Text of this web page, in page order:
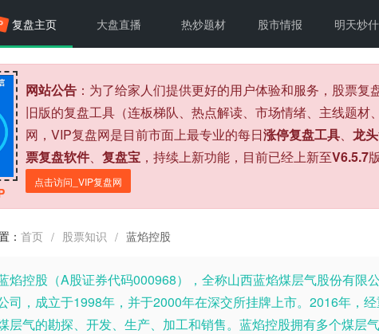
网站公告 ：为了给家人们提供更好的用户体验和服务，股票
旧版的复盘工具（连板梯队、热点解读、市场情绪、主线题
网，VIP复盘网是目前市面上最专业的每日涨停复盘工具、 龙
票复盘软件、 复盘宝 ，持续上新功能，目前已经上新至V6.5.7
点击访问_VIP复盘网
： 首页 / 股票知识 / 蓝焰控股
焰控股（A股证券代码000968），全称山西蓝焰煤层气股份有
司，成立于1998年，并于2000年在深交所挂牌上市。2016年，
层气的勘探、开发、生产、加工和销售。蓝焰控股拥有多个煤
复盘主页 大盘直播 热炒题材 股市情报 明天炒